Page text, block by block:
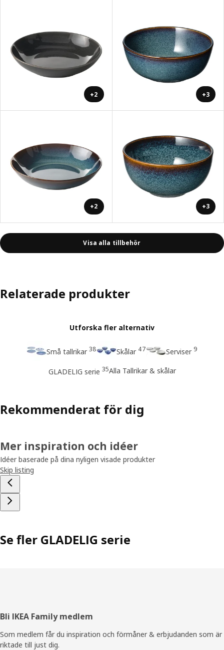
+2 +3
+2 +3
Visa alla tillbehör
Relaterade produkter
Utforska fler alternativ
Små tallrikar 38 Skålar 47 Serviser 9
GLADELIG serie 35Alla Tallrikar & skålar
Rekommenderat för dig
Mer inspiration och idéer
Idéer baserade på dina nyligen visade produkter
Skip listing
Se fler GLADELIG serie
Sidfot
Bli IKEA Family medlem
Som medlem får du inspiration och förmåner & erbjudanden som är
riktade till just dig.